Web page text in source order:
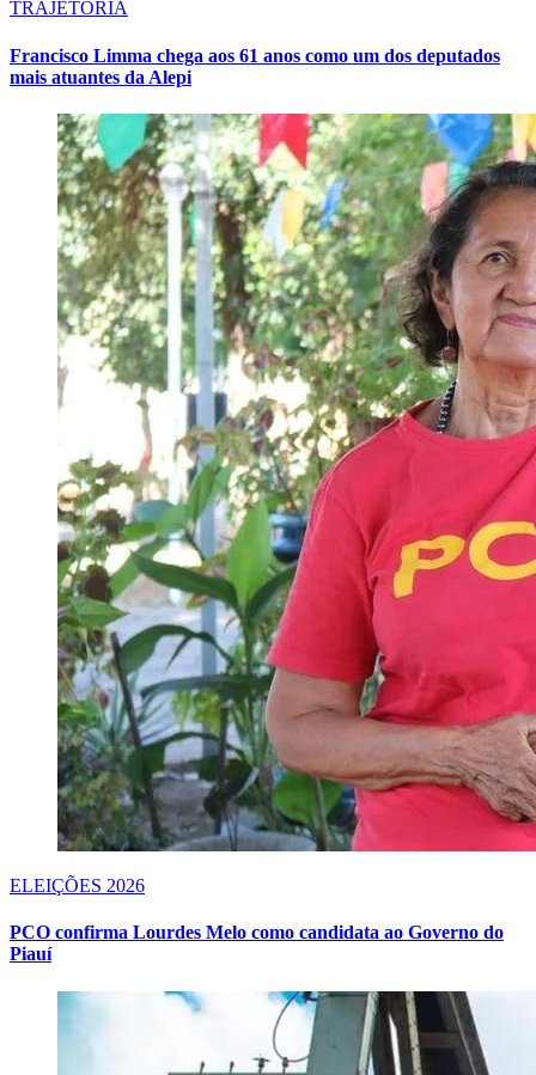
TRAJETÓRIA
Francisco Limma chega aos 61 anos como um dos deputados
mais atuantes da Alepi
ELEIÇÕES 2026
PCO confirma Lourdes Melo como candidata ao Governo do
Piauí